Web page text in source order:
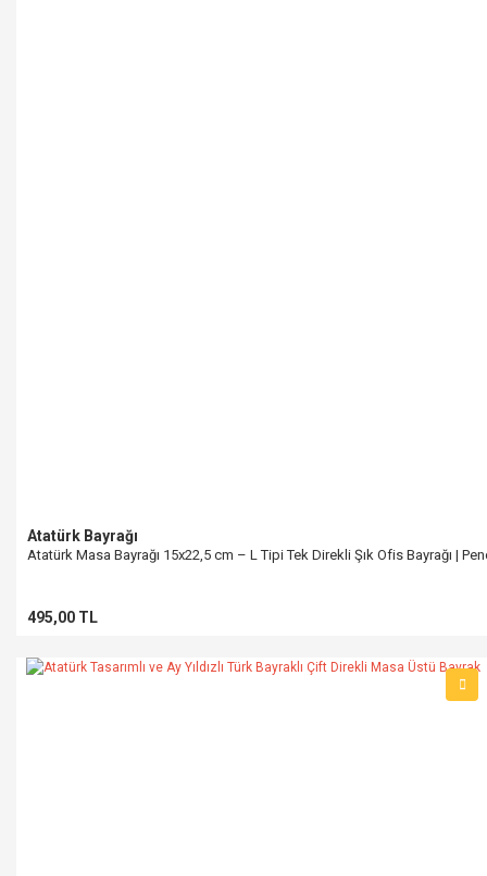
Atatürk Bayrağı
Atatürk Masa Bayrağı 15x22,5 cm – L Tipi Tek Direkli Şık Ofis Bayrağı |
495,00 TL